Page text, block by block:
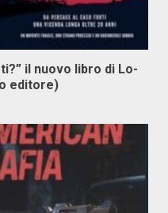
il nuo­vo li­bro di Lo­
edi­to­re)